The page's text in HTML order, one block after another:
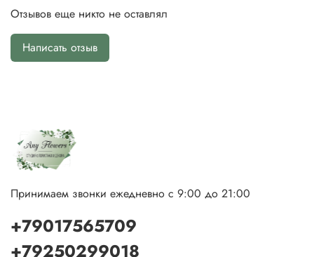
Отзывов еще никто не оставлял
Написать отзыв
Принимаем звонки ежедневно с 9:00 до 21:00
+79017565709
+79250299018